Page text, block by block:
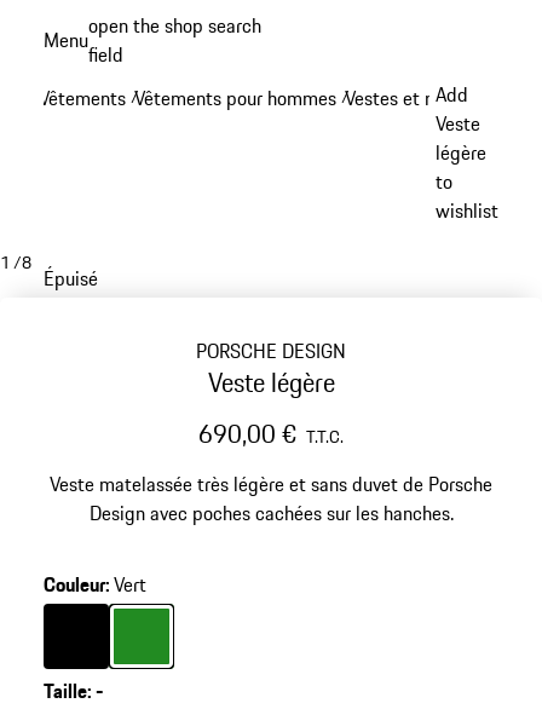
principal
Menuopen the shop search
field
Vêtements /Vêtements pour hommes /Vestes et manteaux
Add
Veste
légère
to
wishlist
1 /8
Épuisé
PORSCHE DESIGN
Veste légère
690,00 € T.T.C.
Veste matelassée très légère et sans duvet de Porsche
Design avec poches cachées sur les hanches.
Couleur:Vert
Couleur
Noir
CouleurVert
Taille:-